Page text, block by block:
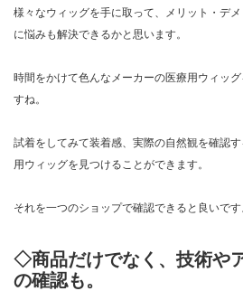
様々なウィッグを手に取って、メリット・デ
に悩みも解決できるかと思います。
時間をかけて色んなメーカーの医療用ウィッ
すね。
試着をしてみて装着感、実際の自然観を確認
用ウィッグを見つけることができます。
それを一つのショップで確認できると良いです
◇商品だけでなく、技術や
の確認も。